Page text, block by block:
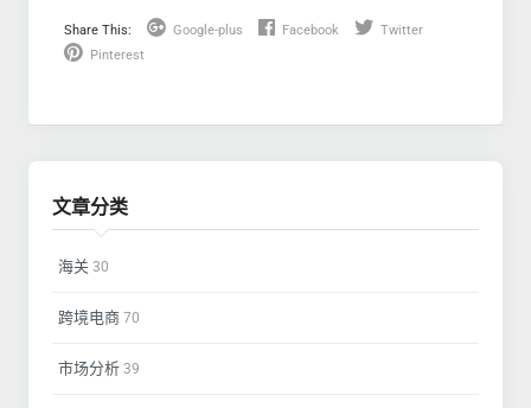
Share This: Google-plus Facebook
Twitter
Pinterest
文章分类
海关 30
跨境电商 70
市场分析 39